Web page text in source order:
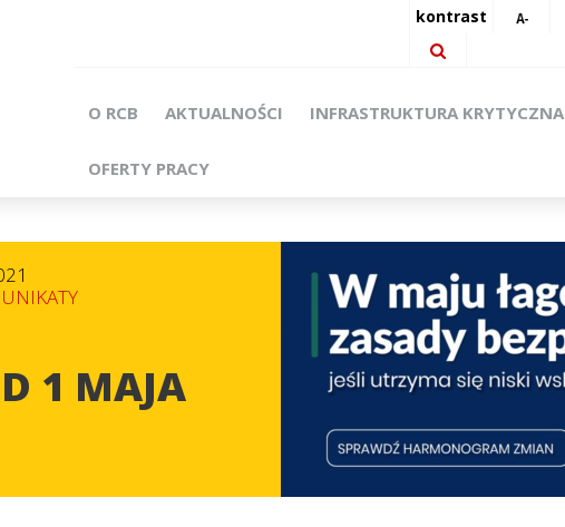
kontrast
O RCB AKTUALNOŚCI INFRASTRUKTURA KRYTYCZNA
OFERTY PRACY
1 MAJA